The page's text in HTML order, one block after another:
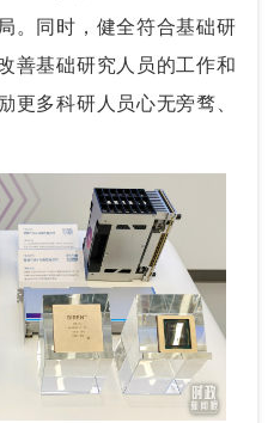
。同时，健全符合基础研
善基础研究人员的工作和
更多科研人员心无旁骛、